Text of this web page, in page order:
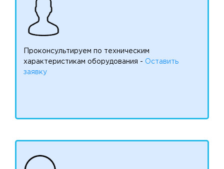
Проконсультируем по техническим
характеристикам оборудования - Оставить
заявку